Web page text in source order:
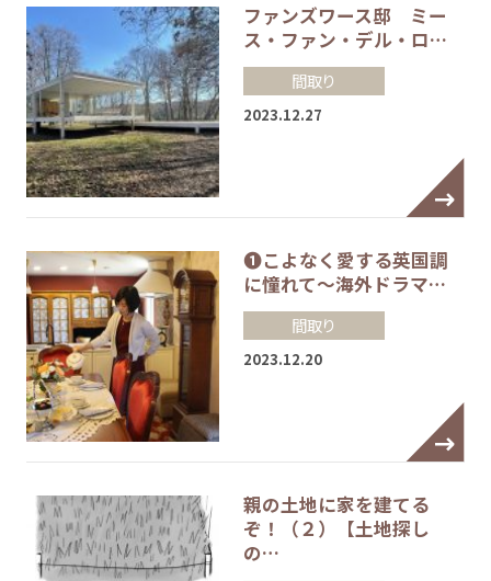
ファンズワース邸 ミー
ス・ファン・デル・ロ…
間取り
2023.12.27
❶こよなく愛する英国調
に憧れて～海外ドラマ…
間取り
2023.12.20
親の土地に家を建てる
ぞ！（２）【土地探し
の…